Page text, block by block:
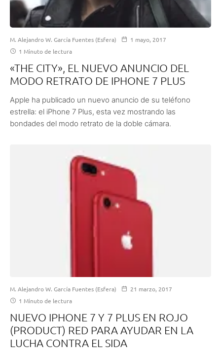
M. Alejandro W. García Fuentes (Esfera)
1 mayo, 2017
1 Minuto de lectura
«THE CITY», EL NUEVO ANUNCIO DEL
MODO RETRATO DE IPHONE 7 PLUS
Apple ha publicado un nuevo anuncio de su teléfono
estrella: el iPhone 7 Plus, esta vez mostrando las
bondades del modo retrato de la doble cámara.
M. Alejandro W. García Fuentes (Esfera)
21 marzo, 2017
1 Minuto de lectura
NUEVO IPHONE 7 Y 7 PLUS EN ROJO
(PRODUCT) RED PARA AYUDAR EN LA
LUCHA CONTRA EL SIDA